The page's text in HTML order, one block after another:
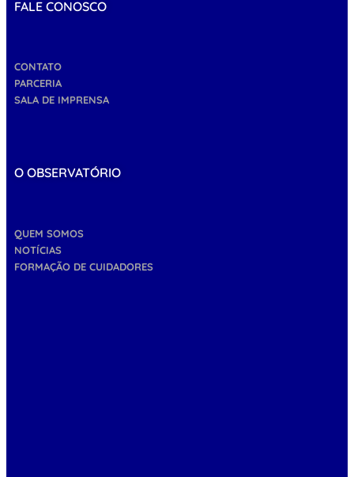
FALE CONOSCO
CONTATO
PARCERIA
SALA DE IMPRENSA
O OBSERVATÓRIO
QUEM SOMOS
NOTÍCIAS
FORMAÇÃO DE CUIDADORES